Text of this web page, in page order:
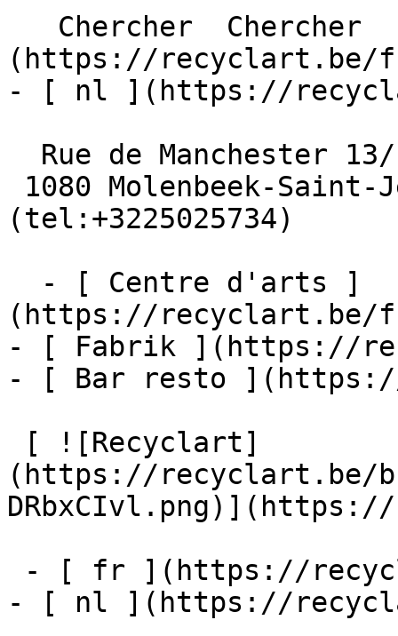
(https://recyclart.be/
- [ nl ](https://
(tel:+3225025734)
(https://recyclart.be/
- [ Fabrik ](https://
- [ Bar resto
(https://recyclart.be/
- [ nl ](https://